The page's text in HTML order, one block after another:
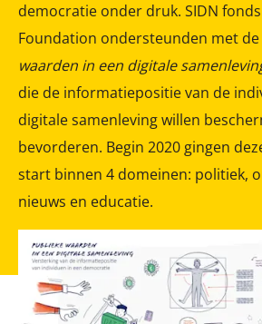
democratie onder druk. SIDN
Foundation ondersteunden met de
waarden in een digitale
die de informatiepositie van de
digitale samenleving willen
bevorderen. Begin 2020 gingen
start binnen 4 domeinen: politiek,
nieuws en educatie.